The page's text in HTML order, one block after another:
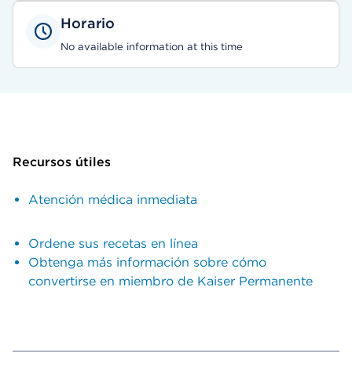
Horario
No available information at this time
Recursos útiles
Atención médica inmediata
Ordene sus recetas en línea
Obtenga más información sobre cómo
convertirse en miembro de Kaiser Permanente